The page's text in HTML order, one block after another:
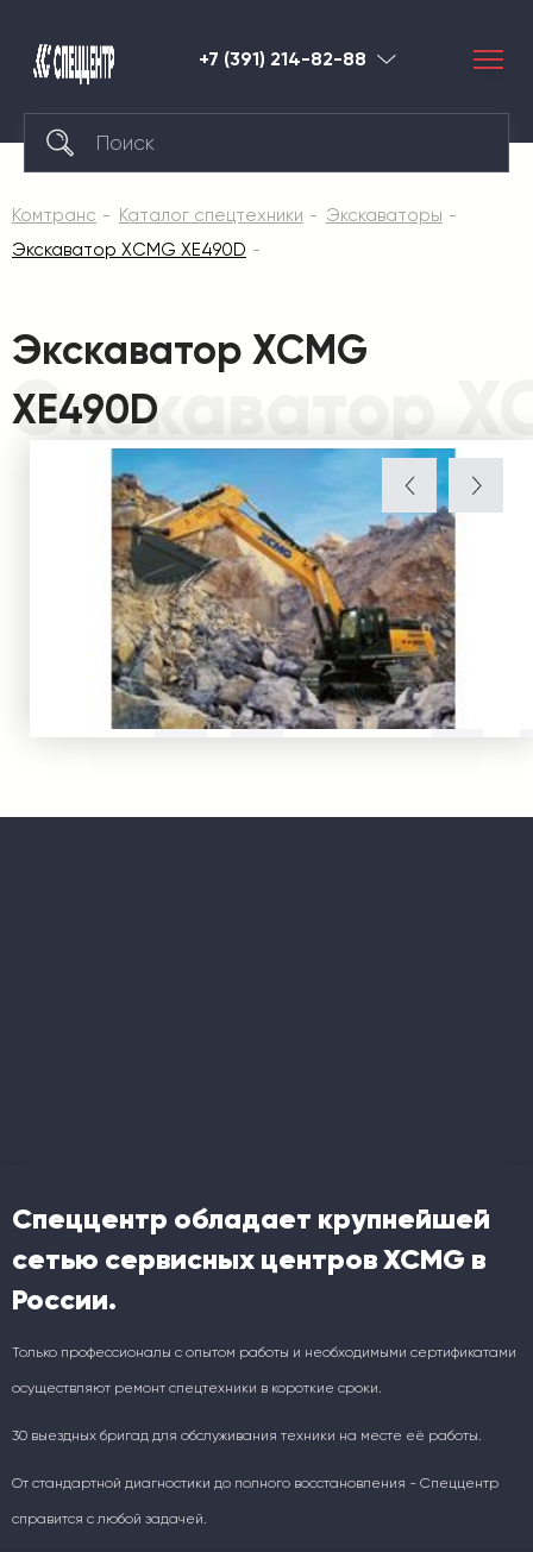
+7 (391) 214-82-88 Красноярск
Комтранс Каталог спецтехники
Экскаваторы
Экскаватор XCMG XE490D
Экскаватор
Экскаватор XCMG
XE490D
Спеццентр обладает крупнейшей
сетью сервисных центров XCMG в
России.
Только профессионалы с опытом работы и необходимыми сертификатами
осуществляют ремонт спецтехники в короткие сроки.
30 выездных бригад для обслуживания техники на месте её работы.
От стандартной диагностики до полного восстановления - Спеццентр
справится с любой задачей.